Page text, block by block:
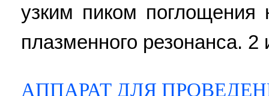
узким пиком поглощения
плазменного резонанса. 2
АППАРАТ ДЛЯ